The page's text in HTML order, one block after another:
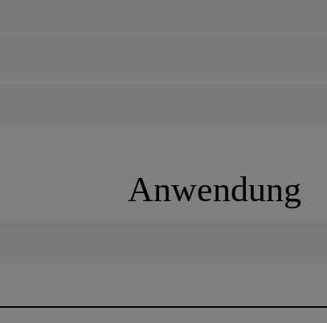
Anwendung